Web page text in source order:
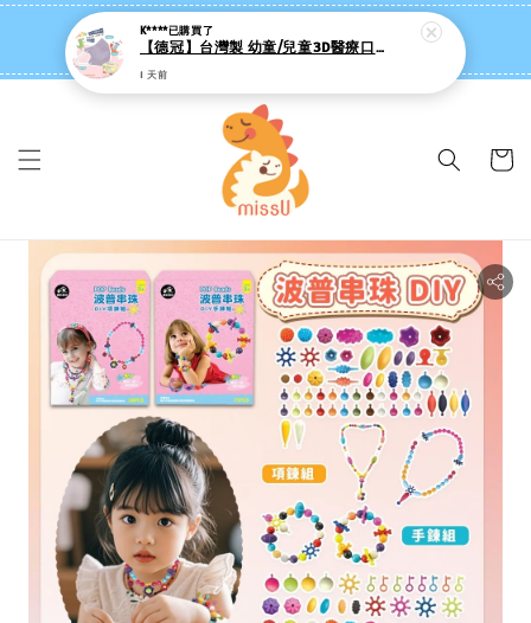
missU 迷思悠官方旗艦店 ❤️ 迷粉招募中
👉點我【追蹤社群送 $20 】